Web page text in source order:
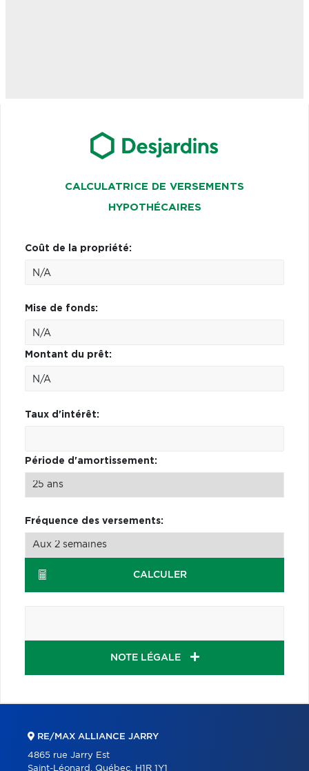
CALCULATRICE DE VERSEMENTS
HYPOTHÉCAIRES
Coût de la propriété:
Mise de fonds:
Montant du prêt:
Taux d'intérêt:
Période d'amortissement:
Fréquence des versements:
CALCULER
NOTE LÉGALE
RE/MAX ALLIANCE JARRY
4865 rue Jarry Est
Saint-Léonard, Québec, H1R 1Y1